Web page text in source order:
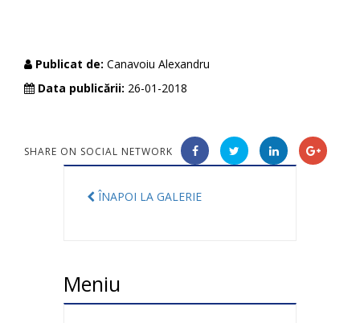
Publicat de: Canavoiu Alexandru
Data publicării: 26-01-2018
SHARE ON SOCIAL NETWORK
ÎNAPOI LA GALERIE
Meniu